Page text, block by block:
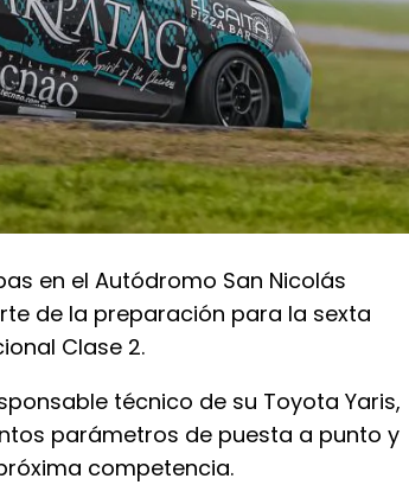
en el Autódromo San Nicolás
de la preparación para la sexta
Clase 2.
técnico de su Toyota Yaris,
parámetros de puesta a punto y
competencia.